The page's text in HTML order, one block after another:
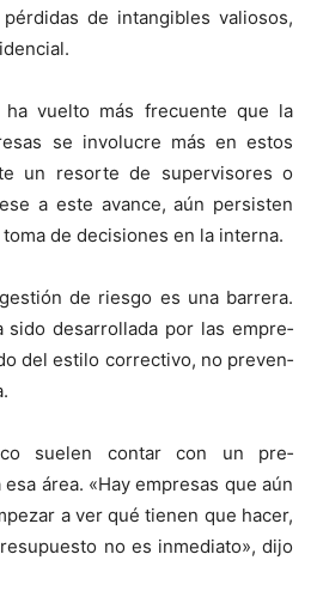
de intan­gi­bles valiosos,
vuel­to más fre­cuente que la
se involu­cre más en estos
un resorte de super­vi­sores o
a este avance, aún per­sis­ten
de deci­siones en la inter­na.
de ries­go es una bar­rera.
sido desar­rol­la­da por las empre­
del esti­lo cor­rec­ti­vo, no pre­ven­
sue­len con­tar con un pre­
área. «Hay empre­sas que aún
a ver qué tienen que hac­er,
no es inmedi­a­to», dijo